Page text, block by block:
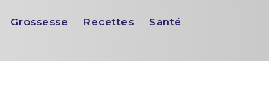
Grossesse Recettes
Santé